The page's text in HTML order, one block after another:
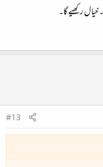
رکھیے گا۔
#13